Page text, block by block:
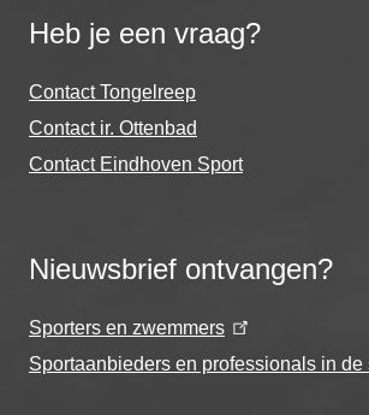
Heb je een vraag?
Contact Tongelreep
Contact ir. Ottenbad
Contact Eindhoven Sport
Nieuwsbrief ontvangen?
Sporters en zwemmers
Sportaanbieders en professionals in de